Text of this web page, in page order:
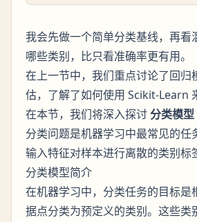
我会先做一个简单分类基线，再看
哪些类别，比只看准确率更有用。
在上一节中，我们重点讨论了回归
估，了解了如何使用 Scikit-Learn
在本节，我们将深入探讨分类模型
分类问题是机器学习中最常见的任
输入特征对样本进行离散的类别标
分类模型简介
在机器学习中，分类任务的目标是
据点分类为预定义的类别。这些类